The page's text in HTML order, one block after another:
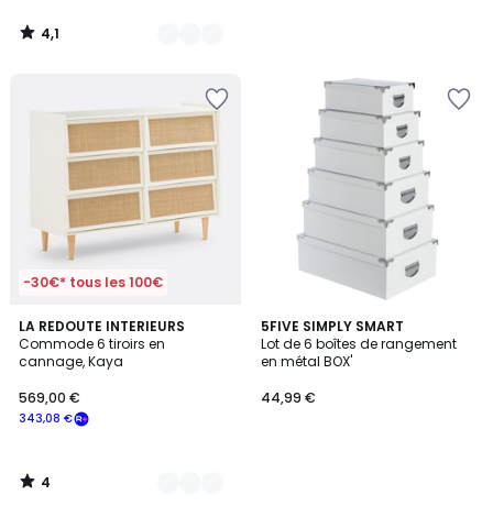
4,1
/
-30€* tous les 100€
LA REDOUTE INTERIEURS
Commode 6 tiroirs en
cannage, Kaya
343,08 €
569,00 €
4
/
5
2
Couleurs
4
/
5FIVE SIMPLY SMART
Lot de 6 boîtes de rangement
en métal BOX'
44,99 €